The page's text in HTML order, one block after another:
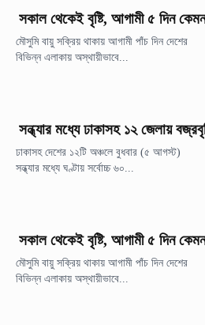
সকাল থেকেই বৃষ্টি, আগামী ৫ দিন
মৌসুমি বায়ু সক্রিয় থাকায় আগামী পাঁচ দিন দেশের
বিভিন্ন এলাকায় অস্থায়ীভাবে...
সন্ধ্যার মধ্যে ঢাকাসহ ১২ জেলায়
ঢাকাসহ দেশের ১২টি অঞ্চলে বুধবার (৫ আগস্ট)
সন্ধ্যার মধ্যে ঘণ্টায় সর্বোচ্চ ৬০...
সকাল থেকেই বৃষ্টি, আগামী ৫ দিন
মৌসুমি বায়ু সক্রিয় থাকায় আগামী পাঁচ দিন দেশের
বিভিন্ন এলাকায় অস্থায়ীভাবে...